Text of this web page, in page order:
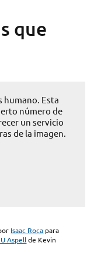
que
humano. Esta
número de
un servicio
de la imagen.
Isaac Roca para
Aspellde Kevin